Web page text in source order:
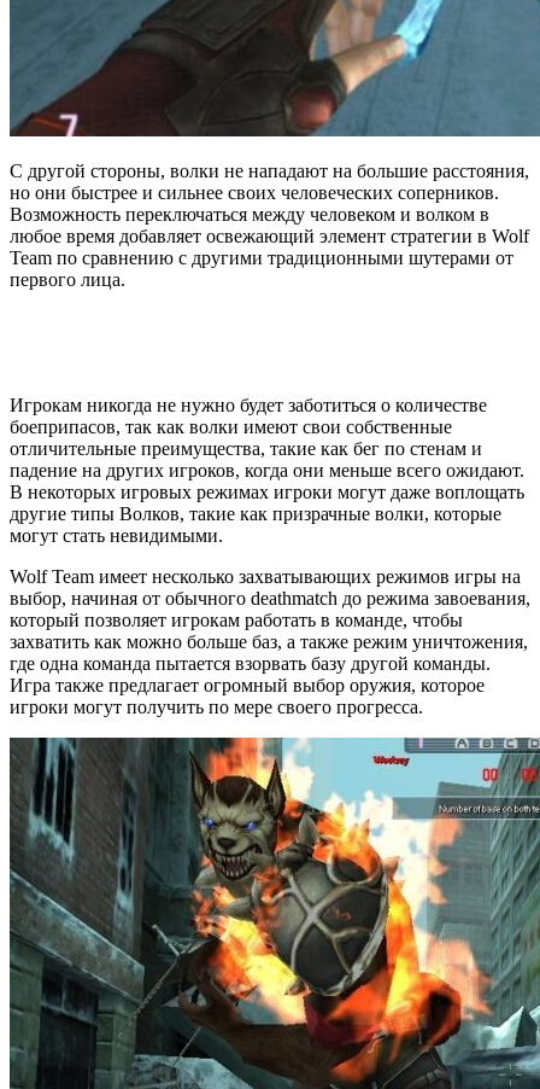
С другой стороны, волки не нападают на большие расстояния,
но они быстрее и сильнее своих человеческих соперников.
Возможность переключаться между человеком и волком в
любое время добавляет освежающий элемент стратегии в Wolf
Team по сравнению с другими традиционными шутерами от
первого лица.
Игрокам никогда не нужно будет заботиться о количестве
боеприпасов, так как волки имеют свои собственные
отличительные преимущества, такие как бег по стенам и
падение на других игроков, когда они меньше всего ожидают.
В некоторых игровых режимах игроки могут даже воплощать
другие типы Волков, такие как призрачные волки, которые
могут стать невидимыми.
Wolf Team имеет несколько захватывающих режимов игры на
выбор, начиная от обычного deathmatch до режима завоевания,
который позволяет игрокам работать в команде, чтобы
захватить как можно больше баз, а также режим уничтожения,
где одна команда пытается взорвать базу другой команды.
Игра также предлагает огромный выбор оружия, которое
игроки могут получить по мере своего прогресса.